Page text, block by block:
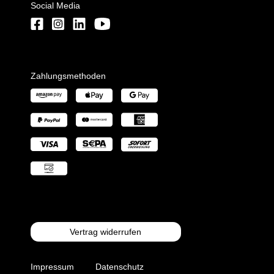
Social Media
Zahlungsmethoden
Vertrag widerrufen
Impressum Datenschutz